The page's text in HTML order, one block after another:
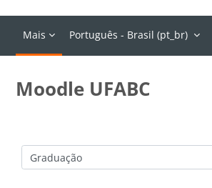
Mais Português - Brasil ‎(pt_br)‎
Moodle UFABC
Categorias de Cursos